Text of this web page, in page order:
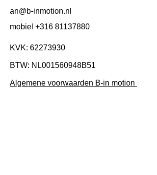
an@b-inmotion.nl
mobiel +316 81137880
KVK: 62273930
BTW: NL001560948B51
Algemene voorwaarden B-in motion